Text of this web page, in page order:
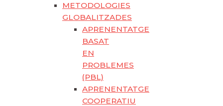
METODOLOGIES
GLOBALITZADES
APRENENTATGE
BASAT
EN
PROBLEMES
(PBL)
APRENENTATGE
COOPERATIU